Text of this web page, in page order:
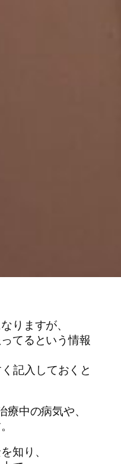
りますが、
てるという情報
記入しておくと
中の病気や、
知り、